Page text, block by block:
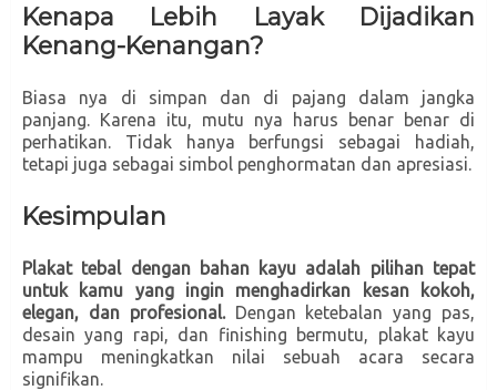
Kenapa Lebih Layak Dijadikan
Kenang-Kenangan?
Biasa nya di simpan dan di pajang dalam jangka
panjang. Karena itu, mutu nya harus benar benar di
perhatikan. Tidak hanya berfungsi sebagai hadiah,
tetapi juga sebagai simbol penghormatan dan apresiasi.
Kesimpulan
Plakat tebal dengan bahan kayu adalah pilihan tepat
untuk kamu yang ingin menghadirkan kesan kokoh,
elegan, dan profesional.Dengan ketebalan yang pas,
desain yang rapi, dan finishing bermutu, plakat kayu
mampu meningkatkan nilai sebuah acara secara
signifikan.